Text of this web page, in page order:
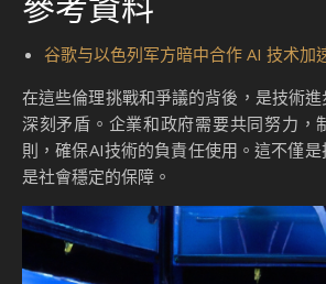
谷歌与以色列军方暗中合作 AI 技术加
在這些倫理挑戰和爭議的背後，是技術
深刻矛盾。企業和政府需要共同努力，
則，確保AI技術的負責任使用。這不僅
是社會穩定的保障。